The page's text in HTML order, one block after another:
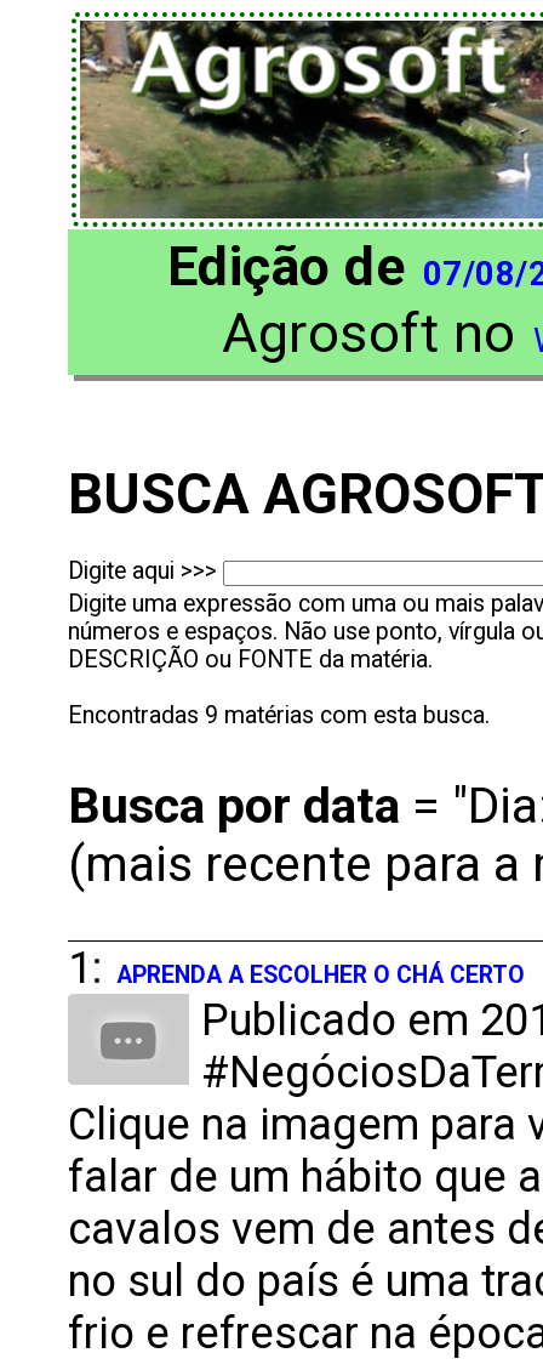
Edição de 07/08/
Agrosoft no
BUSCA
Digite aqui >>>
Digite uma expressão com uma ou mais
números e espaços. Não use ponto, vírgula
DESCRIÇÃO ou FONTE da matéria.
Encontradas 9 matérias com esta busca.
Busca por data =
(mais recente para a
1: APRENDA A ESCOLHER O CHÁ CERTO
Publicado em
Clique na imagem para
falar de um hábito que
cavalos vem de antes
no sul do país é uma
frio e refrescar na